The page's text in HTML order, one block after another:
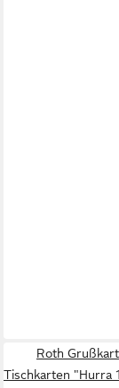
Roth
Tischkarten "Hurra